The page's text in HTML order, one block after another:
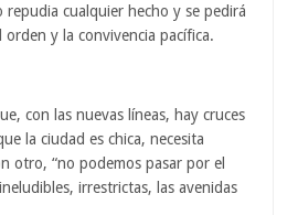
cualquier hecho y se pedirá
orden y la convivencia pacífica.
con las nuevas líneas, hay cruces
la ciudad es chica, necesita
otro, “no podemos pasar por el
irrestrictas, las avenidas